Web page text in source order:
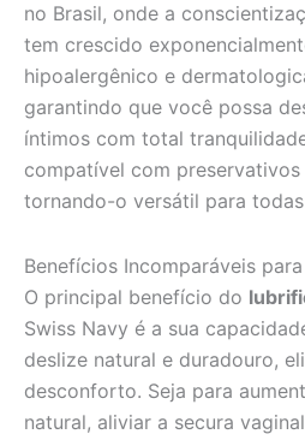
no Brasil, onde a
tem crescido
hipoalergênico e
garantindo que você possa
íntimos com total
compatível com preservativos
tornando-o versátil para
Benefícios Incomparáveis
O principal benefício do
Swiss Navy é a sua
deslize natural e duradouro,
desconforto. Seja para
natural, aliviar a secura